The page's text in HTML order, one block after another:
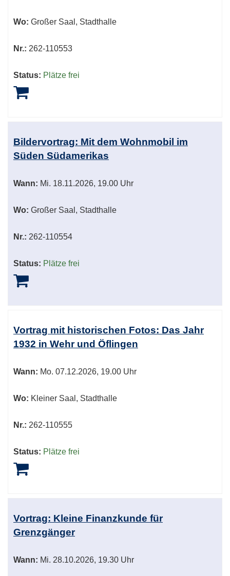
Wo: Großer Saal, Stadthalle
Nr.: 262-110553
Status: Plätze frei
Bildervortrag: Mit dem Wohnmobil im
Süden Südamerikas
Wann: Mi. 18.11.2026, 19.00 Uhr
Wo: Großer Saal, Stadthalle
Nr.: 262-110554
Status: Plätze frei
Vortrag mit historischen Fotos: Das Jahr
1932 in Wehr und Öflingen
Wann: Mo. 07.12.2026, 19.00 Uhr
Wo: Kleiner Saal, Stadthalle
Nr.: 262-110555
Status: Plätze frei
Vortrag: Kleine Finanzkunde für
Grenzgänger
Wann: Mi. 28.10.2026, 19.30 Uhr